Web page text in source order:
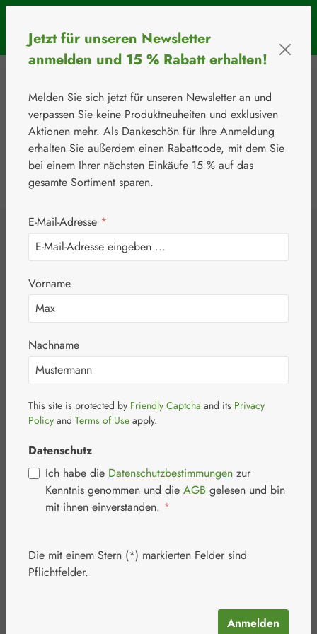
RabattcodeBIOS55 € Rabatt ab einem Warenkorbwert von 50 €.
Werkzeugleiste anzeigen
⚘ Aminosäuren
L-Ornithin / L-
Phenylalanin
Kapseln
Bildergalerie überspringen
Jetzt für unseren Newsletter
anmelden und 15 % Rabatt erhalten!
Melden Sie sich jetzt für unseren Newsletter an und
verpassen Sie keine Produktneuheiten und exklusiven
Aktionen mehr. Als Dankeschön für Ihre Anmeldung
erhalten Sie außerdem einen Rabattcode, mit dem Sie
bei einem Ihrer nächsten Einkäufe 15 % auf das
gesamte Sortiment sparen.
E-Mail-Adresse *
Vorname
Nachname
This site is protected by Friendly Captcha and its Privacy
Policy and Terms of Use apply.
Datenschutz
Ich habe die Datenschutzbestimmungen zur
Kenntnis genommen und die AGB gelesen und bin
mit ihnen einverstanden. *
Die mit einem Stern (*) markierten Felder sind
Pflichtfelder.
Anmelden